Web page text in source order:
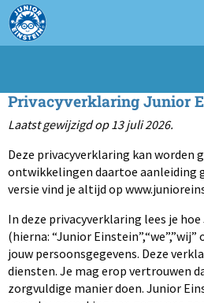
Privacyverklaring Junior
Laatst gewijzigd op 13 juli 2026.
Deze privacyverklaring kan worden
ontwikkelingen daartoe aanleiding
versie vind je altijd op
In deze privacyverklaring lees je
(hierna: “Junior
jouw persoonsgegevens. Deze
diensten. Je mag erop vertrouwen
zorgvuldige manier doen. Junior